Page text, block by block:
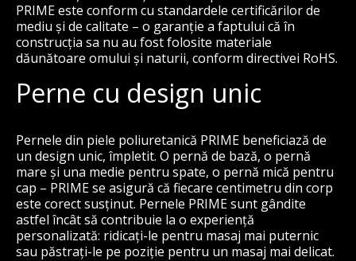
PRIME este conform cu standardele certificărilor de
mediu și de calitate – o garanție a faptului că în
construcția sa nu au fost folosite materiale
dăunătoare omului și naturii, conform directivei RoHS.
Perne cu design unic
Pernele din piele poliuretanică PRIME beneficiază de
un design unic, împletit. O pernă de bază, o pernă
mare și una medie pentru spate, o pernă mică pentru
cap – PRIME se asigură că fiecare centimetru din corp
este corect susținut. Pernele PRIME sunt gândite
astfel încât să contribuie la o experiență
personalizată: ridicați-le pentru masaj mai puternic
sau păstrați-le pe poziție pentru un masaj mai delicat.